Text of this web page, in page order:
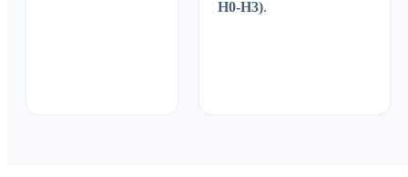
H0-H3).